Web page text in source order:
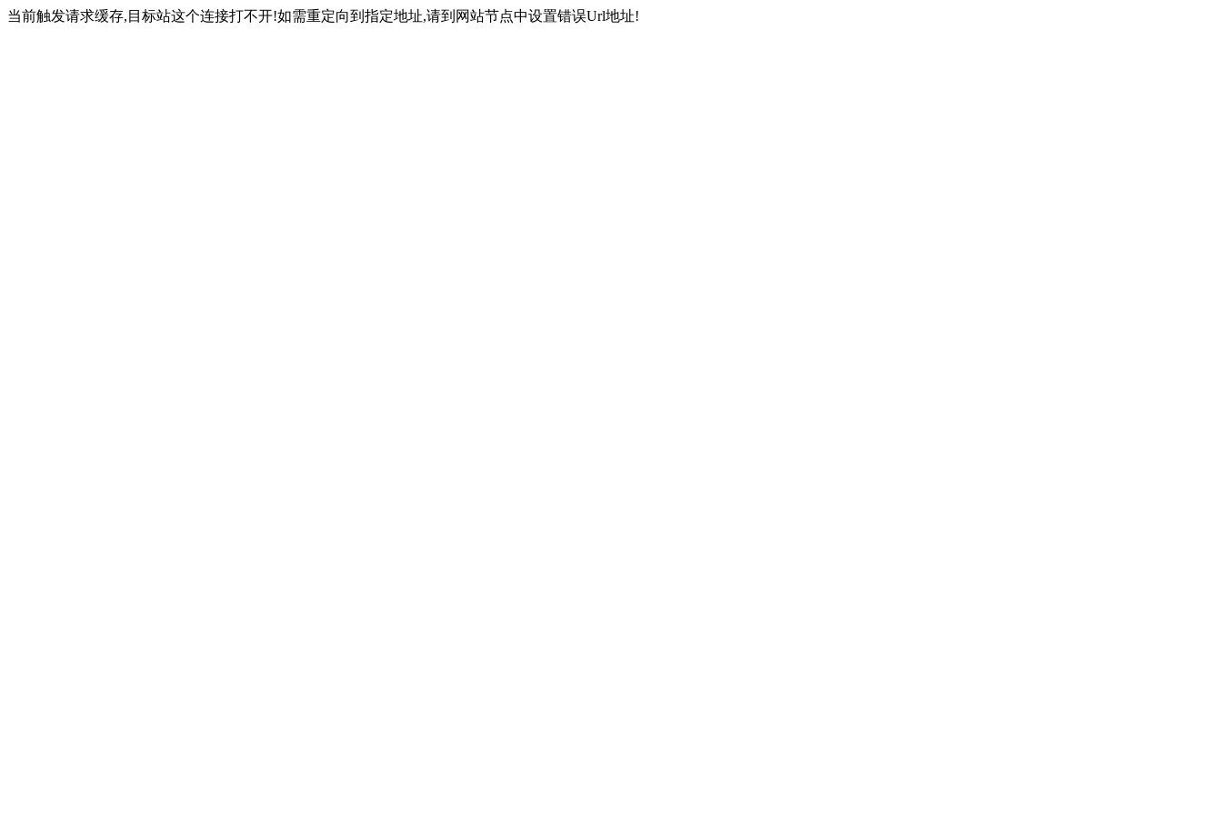
当前触发请求缓存,目标站这个连接打不开!如需重定向到指定地址,请到网站节点中设置错误Url地址!